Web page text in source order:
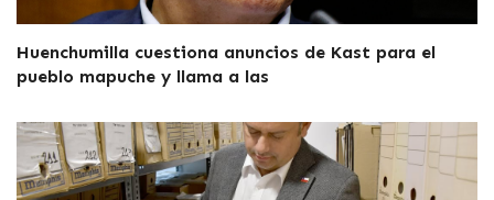
Huenchumilla cuestiona anuncios de Kast para el
pueblo mapuche y llama a las